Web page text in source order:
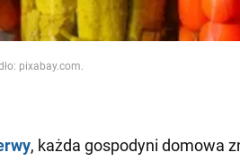
pixabay.com.
, każda gospodyni domowa